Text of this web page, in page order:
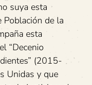
suya esta
Población de la
esta
“Decenio
(2015-
Unidas y que